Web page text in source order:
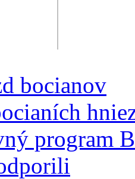
bocianov
program